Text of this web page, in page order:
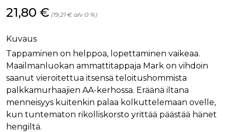
Hinta nyt
21,80 € (19,21 € alv 0 %)
Kuvaus
Tappaminen on helppoa, lopettaminen vaikeaa.
Maailmanluokan ammattitappaja Mark on vihdoin
saanut vieroitettua itsensä teloitushommista
palkkamurhaajien AA-kerhossa. Eräänä iltana
menneisyys kuitenkin palaa kolkuttelemaan ovelle,
kun tuntematon rikolliskorsto yrittää päästää hänet
hengiltä.